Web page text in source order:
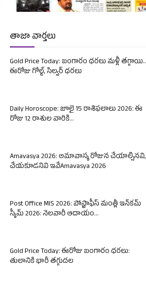
తాజా వార్తలు
Gold Price Today: బంగారం ధరలు మళ్లీ తగ్గాయి..
ఈరోజు గోల్డ్, సిల్వర్ ధరలు
Daily Horoscope: జూలై 15 రాశిఫలాలు 2026: ఈ
రోజు 12 రాశుల వారికి...
Amavasya 2026: అమావాస్య రోజున చేయాల్సినవి,
చేయకూడనివి ఇవేAmavasya 2026
Post Office MIS 2026: పోస్టాఫీస్ మంత్లీ ఇన్‌కమ్
స్కీమ్ 2026: నెలవారీ ఆదాయం...
Gold Price Today: ఈరోజు బంగారం ధరలు:
తులానికి భారీ తగ్గుదల